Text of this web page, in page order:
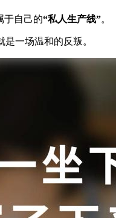
于自己的“私人生产线”。
一场温和的反叛。